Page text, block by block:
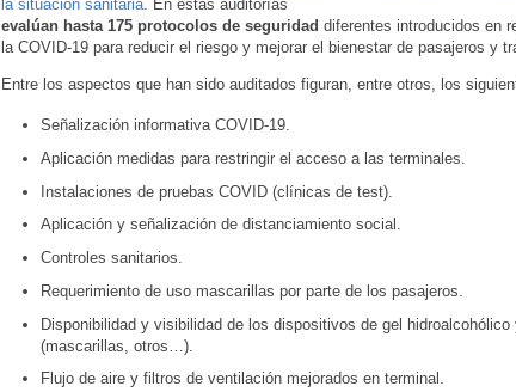
la situación sanitaria . En estas auditorías
evalúan hasta 175 protocolos de seguridad diferentes introducidos en
la COVID-19 para reducir el riesgo y mejorar el bienestar de pasajeros y
Entre los aspectos que han sido auditados figuran, entre otros, los
Señalización informativa COVID-19.
Aplicación medidas para restringir el acceso a las terminales.
Instalaciones de pruebas COVID (clínicas de test).
Aplicación y señalización de distanciamiento social.
Controles sanitarios.
Requerimiento de uso mascarillas por parte de los pasajeros.
Disponibilidad y visibilidad de los dispositivos de gel
(mascarillas, otros…).
Flujo de aire y filtros de ventilación mejorados en terminal.